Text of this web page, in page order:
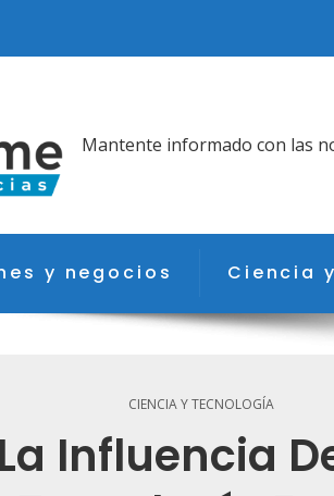
Mantente informado con las
y negocios Ciencia
CIENCIA Y TECNOLOGÍA
La Influencia